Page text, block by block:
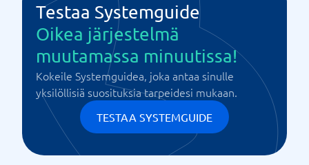
Testaa Systemguide
Oikea järjestelmä
muutamassa minuutissa!
Kokeile Systemguidea, joka antaa sinulle
yksilöllisiä suosituksia tarpeidesi mukaan.
TESTAA SYSTEMGUIDE